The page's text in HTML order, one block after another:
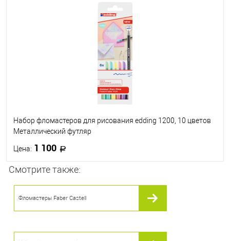
Набор фломастеров для рисования edding 1200, 10 цветов
Металлический футляр
Цена: 1 100
В наличии
Смотрите также:
Фломастеры Faber Castell